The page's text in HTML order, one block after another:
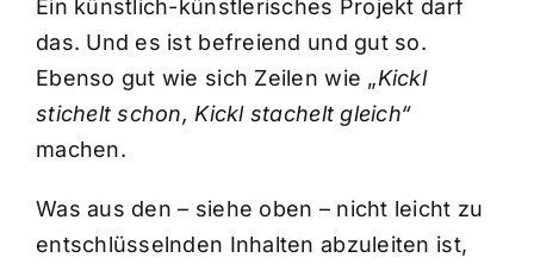
Ein künstlich-künstlerisches Projekt darf
das. Und es ist befreiend und gut so.
Ebenso gut wie sich Zeilen wie „Kickl
stichelt schon, Kickl stachelt gleich“
machen.
Was aus den – siehe oben – nicht leicht zu
entschlüsselnden Inhalten abzuleiten ist,